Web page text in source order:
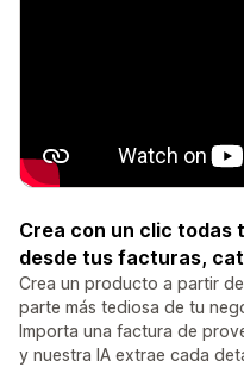
Crea con un clic todas
desde tus facturas,
Crea un producto a partir
parte más tediosa de tu
Importa una factura de
y nuestra IA extrae cada